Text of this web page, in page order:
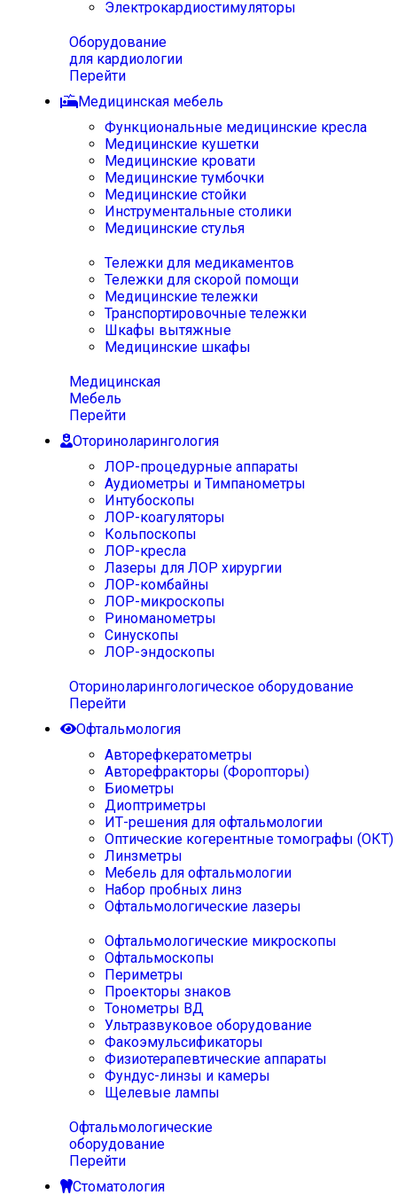
Электрокардиостимуляторы
Оборудование
для кардиологии
Перейти
Медицинская мебель
Функциональные медицинские кресла
Медицинские кушетки
Медицинские кровати
Медицинские тумбочки
Медицинские стойки
Инструментальные столики
Медицинские стулья
Тележки для медикаментов
Тележки для скорой помощи
Медицинские тележки
Транспортировочные тележки
Шкафы вытяжные
Медицинские шкафы
Медицинская
Мебель
Перейти
Оториноларингология
ЛОР-процедурные аппараты
Аудиометры и Тимпанометры
Интубоскопы
ЛОР-коагуляторы
Кольпоскопы
ЛОР-кресла
Лазеры для ЛОР хирургии
ЛОР-комбайны
ЛОР-микроскопы
Риноманометры
Синускопы
ЛОР-эндоскопы
Оториноларингологическое оборудование
Перейти
Офтальмология
Авторефкератометры
Авторефракторы (Форопторы)
Биометры
Диоптриметры
ИТ-решения для офтальмологии
Оптические когерентные томографы (ОКТ)
Линзметры
Мебель для офтальмологии
Набор пробных линз
Офтальмологические лазеры
Офтальмологические микроскопы
Офтальмоскопы
Периметры
Проекторы знаков
Тонометры ВД
Ультразвуковое оборудование
Факоэмульсификаторы
Физиотерапевтические аппараты
Фундус-линзы и камеры
Щелевые лампы
Офтальмологические
оборудование
Перейти
Стоматология